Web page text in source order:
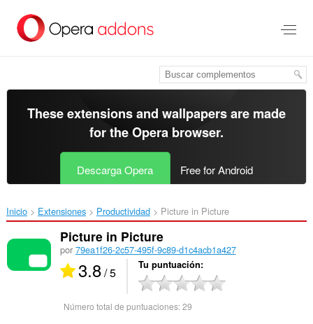
contenido
These extensions and wallpapers are made
for theOpera browser.
Descarga Opera Free for Android
Inicio Extensiones Productividad Picture in Picture‎
Picture in Picture
por 79ea1f26-2c57-495f-9c89-d1c4acb1a427
3.8/ 5 Tu puntuación
Número total de puntuaciones:29